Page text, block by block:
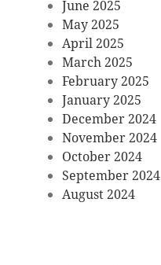
June 2025
May 2025
April 2025
March 2025
February 2025
January 2025
December 2024
November 2024
October 2024
September 2024
August 2024